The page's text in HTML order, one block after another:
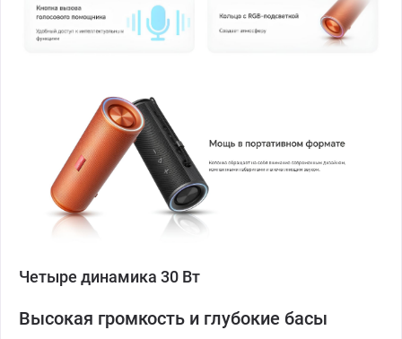
Четыре динамика 30 Вт
Высокая громкость и глубокие басы